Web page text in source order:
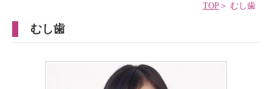
TOP むし歯
むし歯